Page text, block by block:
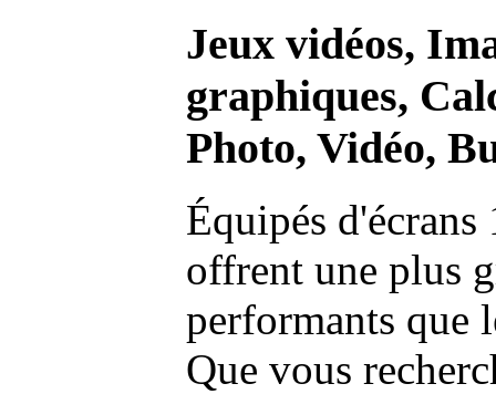
Jeux vidéos,
graphiques,
Photo, Vidéo,
Équipés
offrent une plus
performants que
Que vous